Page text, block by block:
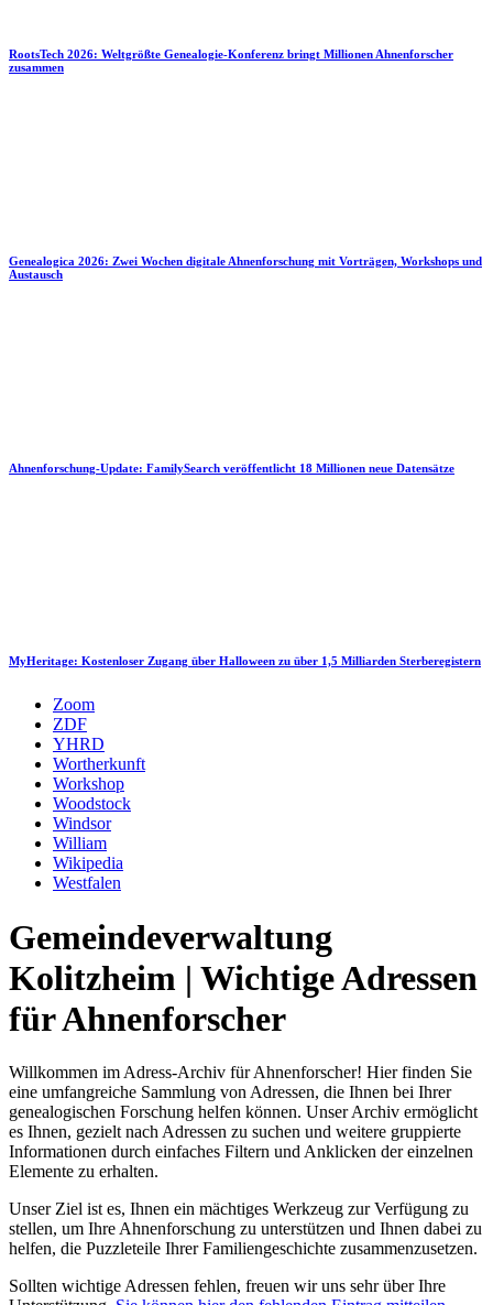
RootsTech 2026: Weltgrößte Genealogie-Konferenz bringt Millionen Ahnenforscher
zusammen
Genealogica 2026: Zwei Wochen digitale Ahnenforschung mit Vorträgen, Workshops und
Austausch
Ahnenforschung-Update: FamilySearch veröffentlicht 18 Millionen neue Datensätze
MyHeritage: Kostenloser Zugang über Halloween zu über 1,5 Milliarden Sterberegistern
Zoom
ZDF
YHRD
Wortherkunft
Workshop
Woodstock
Windsor
William
Wikipedia
Westfalen
Gemeindeverwaltung
Kolitzheim | Wichtige Adressen
für Ahnenforscher
Willkommen im Adress-Archiv für Ahnenforscher! Hier finden Sie
eine umfangreiche Sammlung von Adressen, die Ihnen bei Ihrer
genealogischen Forschung helfen können. Unser Archiv ermöglicht
es Ihnen, gezielt nach Adressen zu suchen und weitere gruppierte
Informationen durch einfaches Filtern und Anklicken der einzelnen
Elemente zu erhalten.
Unser Ziel ist es, Ihnen ein mächtiges Werkzeug zur Verfügung zu
stellen, um Ihre Ahnenforschung zu unterstützen und Ihnen dabei zu
helfen, die Puzzleteile Ihrer Familiengeschichte zusammenzusetzen.
Sollten wichtige Adressen fehlen, freuen wir uns sehr über Ihre